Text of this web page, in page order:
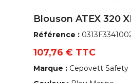
Blouson ATEX 320
Référence :
107,76 € TTC
Marque : Cepovett Safety